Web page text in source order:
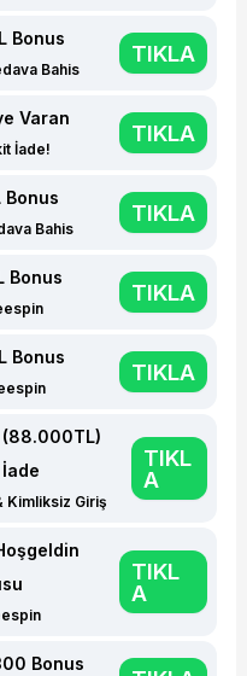
Bonus
Bahis
TIKLA
Varan
İade!
TIKLA
Bahis
TIKLA
Bonus
TIKLA
Bonus
TIKLA
(88.000TL)
Kimliksiz Giriş
TIKL
A
TIKL
A
Bonus